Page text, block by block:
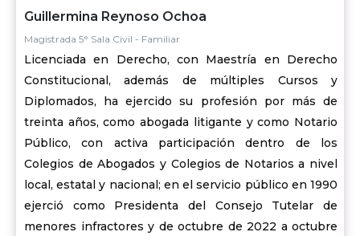
Guillermina Reynoso Ochoa
Magistrada 5° Sala Civil - Familiar
Licenciada en Derecho, con Maestría en Derecho
Constitucional, además de múltiples Cursos y
Diplomados, ha ejercido su profesión por más de
treinta años, como abogada litigante y como Notario
Público, con activa participación dentro de los
Colegios de Abogados y Colegios de Notarios a nivel
local, estatal y nacional; en el servicio público en 1990
ejerció como Presidenta del Consejo Tutelar de
menores infractores y de octubre de 2022 a octubre